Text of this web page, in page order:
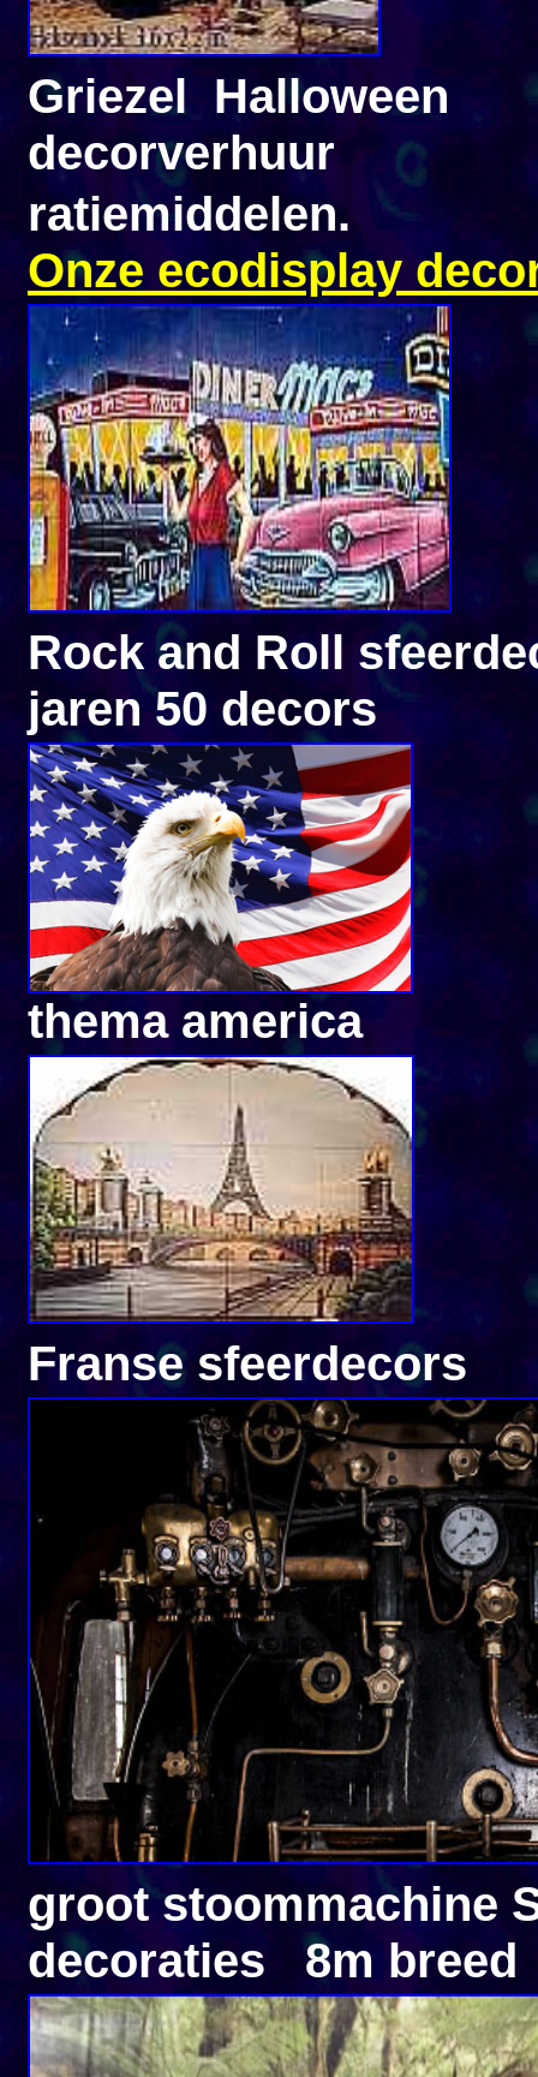
Griezel Halloween
decorverhuur
ratiemiddelen.
Onze ecodisplay
Rock and Roll
jaren 50 decors
thema america
Franse sfeerdecors
groot stoommachine
decoraties 8m breed